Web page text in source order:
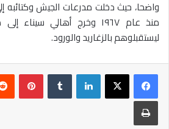
واضحا، حيث دخلت مدرعات الجيش وكتائبه
منذ عام ١٩٦٧ وخرج أهالي
ليستقبلوهم بالزغاريد والورود.
لينكدإن
طباعة